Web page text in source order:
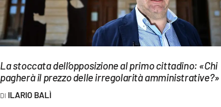
Streaming
LAC TV
LAC ONAIR
La stoccata dell’opposizione al primo cittadino: «Chi
pagherà il prezzo delle irregolarità amministrative?»
ILARIO BALÌ